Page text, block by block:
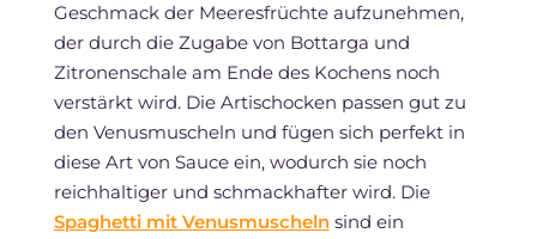
Geschmack der Meeresfrüchte aufzunehmen,
der durch die Zugabe von Bottarga und
Zitronenschale am Ende des Kochens noch
verstärkt wird. Die Artischocken passen gut zu
den Venusmuscheln und fügen sich perfekt in
diese Art von Sauce ein, wodurch sie noch
reichhaltiger und schmackhafter wird. Die
Spaghetti mit Venusmuschelnsind ein